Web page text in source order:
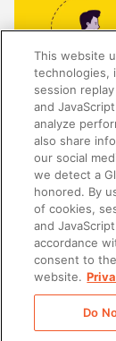
TRENDS AND
The art of
enablement
This website
technologies,
session
and
analyze
also share
our social
we detect a
honored. By
of cookies,
and
accordance
consent to
website.
Do